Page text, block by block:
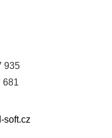
935
681
soft.cz